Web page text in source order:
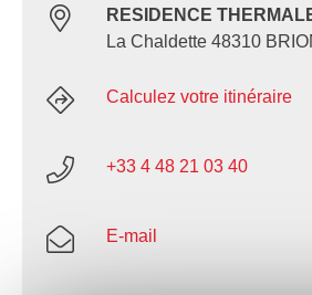
RESIDENCE
La Chaldette 48310
Calculez votre itinéraire
+33 4 48 21 03 40
E-mail